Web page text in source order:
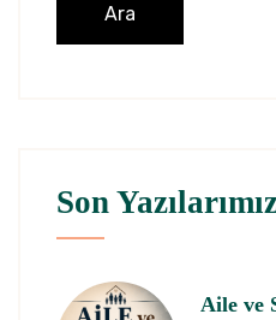
Ara
Son
Aile ve